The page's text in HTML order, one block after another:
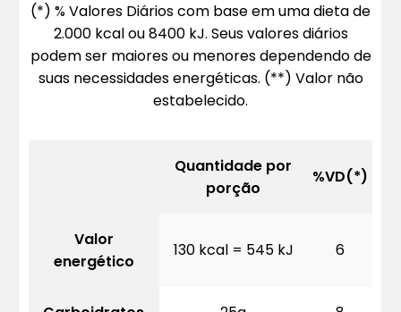
(*) % Valores Diários com base em uma dieta de
2.000 kcal ou 8400 kJ. Seus valores diários
podem ser maiores ou menores dependendo de
suas necessidades energéticas. (**) Valor não
estabelecido.
Quantidade por
porção
%VD(*)
Valor
energético
130 kcal = 545 kJ 6